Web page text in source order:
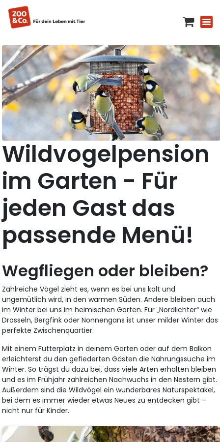
Wildvogelpension
im Garten - Für
jeden Gast das
passende Menü!
Wegfliegen oder bleiben?
Zahlreiche Vögel zieht es, wenn es bei uns kalt und
ungemütlich wird, in den warmen Süden. Andere bleiben auch
im Winter bei uns im heimischen Garten. Für „Nordlichter“ wie
Drosseln, Bergfink oder Nonnengans ist unser milder Winter das
perfekte Zwischenquartier.
Mit einem Futterplatz in deinem Garten oder auf dem Balkon
erleichterst du den gefiederten Gästen die Nahrungssuche im
Winter. So trägst du dazu bei, dass viele Arten erhalten bleiben
und es im Frühjahr zahlreichen Nachwuchs in den Nestern gibt.
Außerdem sind die Wildvögel ein wunderbares Naturspektakel,
bei dem es immer wieder etwas Neues zu entdecken gibt –
nicht nur für Kinder.